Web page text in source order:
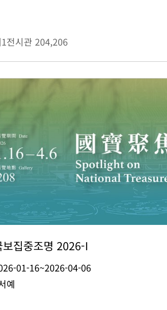
전시관 204,206
보집중조명 2026-I
01-16~2026-04-06
예